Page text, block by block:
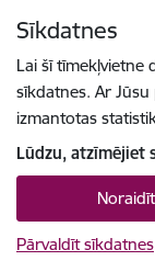
Sīkdatnes
Lai šī tīmekļvietne
sīkdatnes. Ar
izmantotas
Lūdzu, atzīmējiet
Noraidīt
Pārvaldīt sīkdatnes